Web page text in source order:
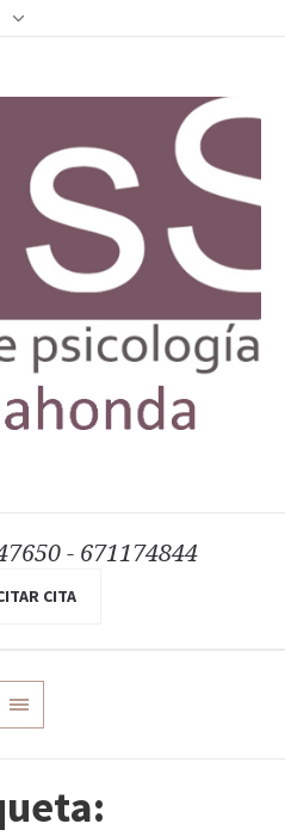
- 671174844
CITA